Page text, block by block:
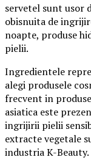
servetel sunt usor
obisnuita de
noapte, produse
pielii.
Ingredientele
alegi produsele
frecvent in
asiatica este
ingrijirii pielii
extracte vegetale
industria K-Beauty.